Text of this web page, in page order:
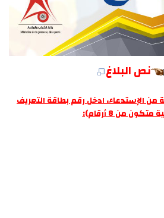
نص البلاغ
من الإستدعاء، ادخل رقم بطاقة التعريف
متكون من 8 أرقام):